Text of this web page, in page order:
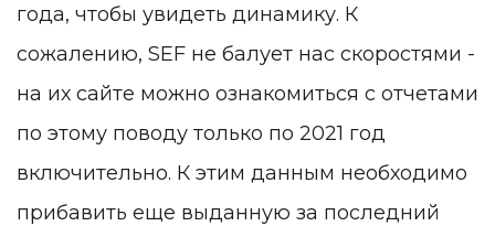
года, чтобы увидеть динамику. К
сожалению, SEF не балует нас скоростями -
на их сайте можно ознакомиться с отчетами
по этому поводу только по 2021 год
включительно. К этим данным необходимо
прибавить еще выданную за последний